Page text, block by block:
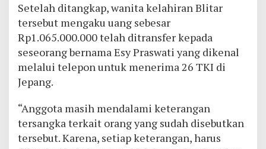
Setelah ditangkap, wanita kelahiran Blitar
tersebut mengaku uang sebesar
Rp1.065.000.000 telah ditransfer kepada
seseorang bernama Esy Praswati yang dikenal
melalui telepon untuk menerima 26 TKI di
Jepang.
“Anggota masih mendalami keterangan
tersangka terkait orang yang sudah disebutkan
tersebut. Karena, setiap keterangan, harus